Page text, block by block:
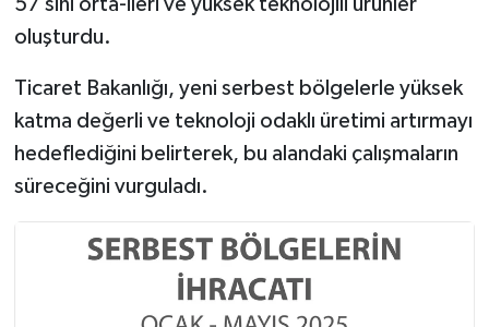
oluşturdu.
Ticaret Bakanlığı, yeni serbest bölgelerle yüksek
katma değerli ve teknoloji odaklı üretimi artırmayı
hedeflediğini belirterek, bu alandaki çalışmaların
süreceğini vurguladı.